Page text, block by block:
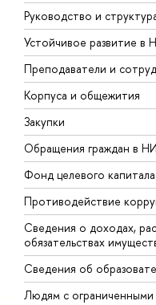
Руководство и
Устойчивое развитие
Преподаватели и
Корпуса и общежития
Закупки
Обращения граждан в
Фонд целевого капитала
Противодействие
Сведения о доходах,
обязательствах
Сведения об
Людям с ограниченными